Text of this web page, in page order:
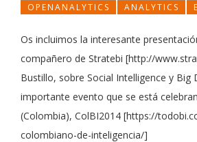
OPENANALYTICS
ANALYTICS
Os incluimos la interesante
compañero de Stratebi [http://
Bustillo, sobre Social Intelligence y Big
importante evento que se está
(Colombia), ColBI2014 [https://
colombiano-de-inteligencia/]